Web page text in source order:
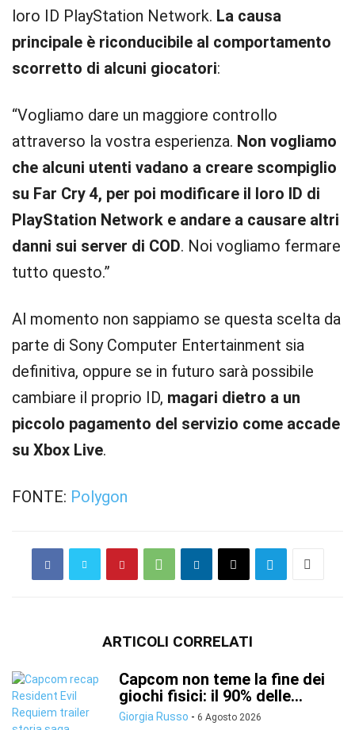
loro ID PlayStation Network. La causa
principale è riconducibile al comportamento
scorretto di alcuni giocatori:
“Vogliamo dare un maggiore controllo
attraverso la vostra esperienza. Non vogliamo
che alcuni utenti vadano a creare scompiglio
su Far Cry 4, per poi modificare il loro ID di
PlayStation Network e andare a causare altri
danni sui server di COD. Noi vogliamo fermare
tutto questo.”
Al momento non sappiamo se questa scelta da
parte di Sony Computer Entertainment sia
definitiva, oppure se in futuro sarà possibile
cambiare il proprio ID, magari dietro a un
piccolo pagamento del servizio come accade
su Xbox Live.
FONTE: Polygon
ARTICOLI CORRELATI
Capcom non teme la fine dei
giochi fisici: il 90% delle...
Giorgia Russo - 6 Agosto 2026